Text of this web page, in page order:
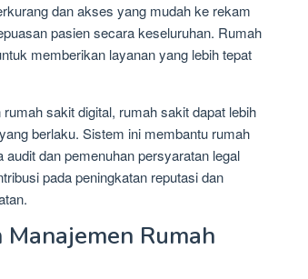
dan akses yang mudah ke rekam
pasien secara keseluruhan. Rumah
memberikan layanan yang lebih tepat
sakit digital, rumah sakit dapat lebih
berlaku. Sistem ini membantu rumah
dan pemenuhan persyaratan legal
pada peningkatan reputasi dan
Rumah